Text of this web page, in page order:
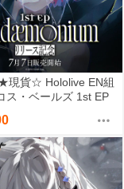
現貨☆ Hololive EN組
ス・ベールズ 1st EP